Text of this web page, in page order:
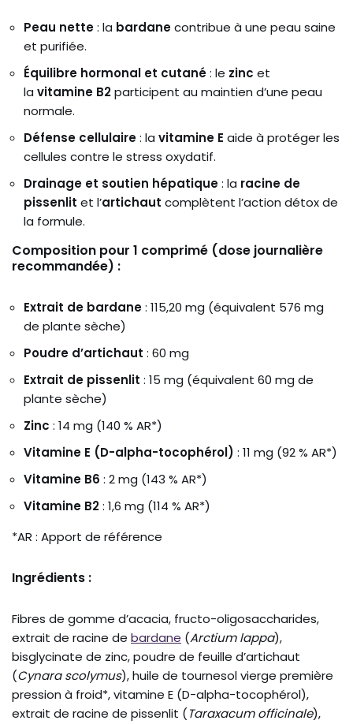
Peau nette: la bardanecontribue à une peau saine
et purifiée.
Équilibre hormonal et cutané: le zinc et
la vitamine B2participent au maintien d’une peau
normale.
Défense cellulaire: la vitamine E aide à protéger les
cellules contre le stress oxydatif.
Drainage et soutien hépatique: la racine de
pissenlit et l’artichaut complètent l’action détox de
la formule.
Composition pour 1 comprimé (dose journalière
recommandée) :
Extrait de bardane: 115,20 mg (équivalent 576 mg
de plante sèche)
Poudre d’artichaut : 60 mg
Extrait de pissenlit : 15 mg (équivalent 60 mg de
plante sèche)
Zinc : 14 mg (140 % AR*)
Vitamine E (D-alpha-tocophérol) : 11 mg (92 % AR*)
Vitamine B6 : 2 mg (143 % AR*)
Vitamine B2: 1,6 mg (114 % AR*)
*AR : Apport de référence
Ingrédients :
Fibres de gomme d’acacia, fructo-oligosaccharides,
extrait de racine de bardane (Arctium lappa),
bisglycinate de zinc, poudre de feuille d’artichaut
(Cynara scolymus), huile de tournesol vierge première
pression à froid*, vitamine E (D-alpha-tocophérol),
extrait de racine de pissenlit (Taraxacum officinale),